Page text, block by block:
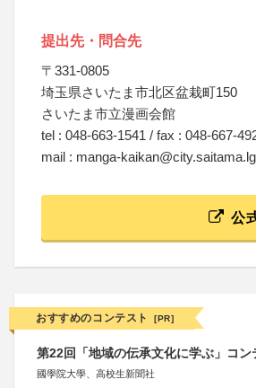
提出先・問合先
〒331-0805
埼玉県さいたま市北区盆栽町150
さいたま市立漫画会館
tel : 048-663-1541 / fax : 048-667-
mail : manga-
公
おすすめのコンテスト [PR]
第22回「地域の伝承文化に学ぶ」コン
國學院大學、高校生新聞社